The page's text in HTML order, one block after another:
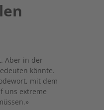
Aber in der
könnte.
mit dem
uns extreme